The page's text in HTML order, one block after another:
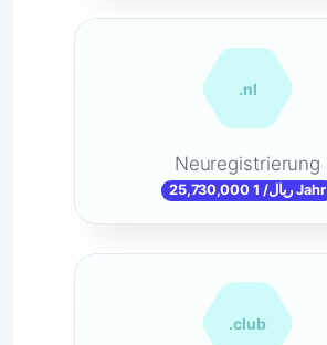
.nl
Neuregistrierung
25,730,000 ریال/ 1 Jahr
.club